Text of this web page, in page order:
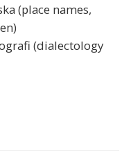
(place names,
(dialectology